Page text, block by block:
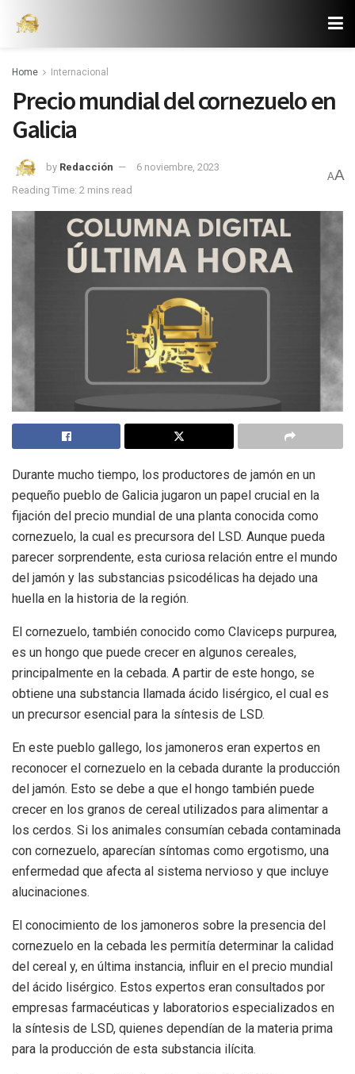
Home Internacional
Precio mundial del cornezuelo en
Galicia
by Redacción
6 noviembre, 2023
Reading Time: 2 mins read
AA
Durante mucho tiempo, los productores de jamón en un
pequeño pueblo de Galicia jugaron un papel crucial en la
fijación del precio mundial de una planta conocida como
cornezuelo, la cual es precursora del LSD. Aunque pueda
parecer sorprendente, esta curiosa relación entre el mundo
del jamón y las substancias psicodélicas ha dejado una
huella en la historia de la región.
El cornezuelo, también conocido como Claviceps purpurea,
es un hongo que puede crecer en algunos cereales,
principalmente en la cebada. A partir de este hongo, se
obtiene una substancia llamada ácido lisérgico, el cual es
un precursor esencial para la síntesis de LSD.
En este pueblo gallego, los jamoneros eran expertos en
reconocer el cornezuelo en la cebada durante la producción
del jamón. Esto se debe a que el hongo también puede
crecer en los granos de cereal utilizados para alimentar a
los cerdos. Si los animales consumían cebada contaminada
con cornezuelo, aparecían síntomas como ergotismo, una
enfermedad que afecta al sistema nervioso y que incluye
alucinaciones.
El conocimiento de los jamoneros sobre la presencia del
cornezuelo en la cebada les permitía determinar la calidad
del cereal y, en última instancia, influir en el precio mundial
del ácido lisérgico. Estos expertos eran consultados por
empresas farmacéuticas y laboratorios especializados en
la síntesis de LSD, quienes dependían de la materia prima
para la producción de esta substancia ilícita.